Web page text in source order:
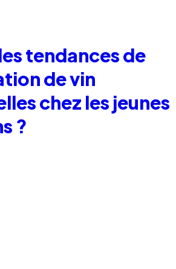
tendances de
de vin
chez les jeunes
?